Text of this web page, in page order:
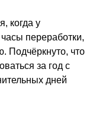
когда у
переработки,
Подчёркнуто, что
за год с
дней